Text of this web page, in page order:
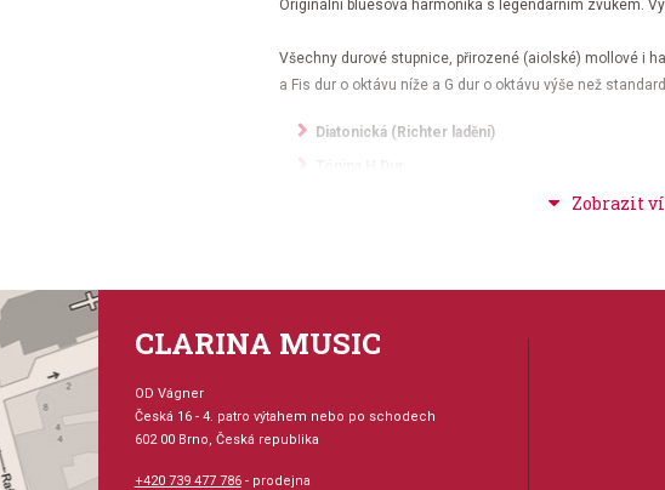
Originální bluesová harmonika s legendárním zvukem.
Všechny durové stupnice, přirozené (aiolské) mollové i
a Fis dur o oktávu níže a G dur o oktávu výše než
Diatonická (Richter ladění)
CLARINA MUSIC
OD Vágner
Česká 16 - 4. patro výtahem nebo po schodech
602 00 Brno, Česká republika
+420 739 477 786- prodejna